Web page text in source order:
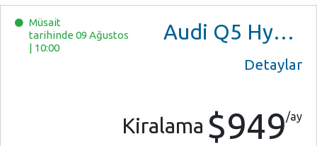
Müsait
tarihinde 09 Ağustos
| 10:00
Audi Q5 Hybrid
Detaylar
Kiralama $949/ay